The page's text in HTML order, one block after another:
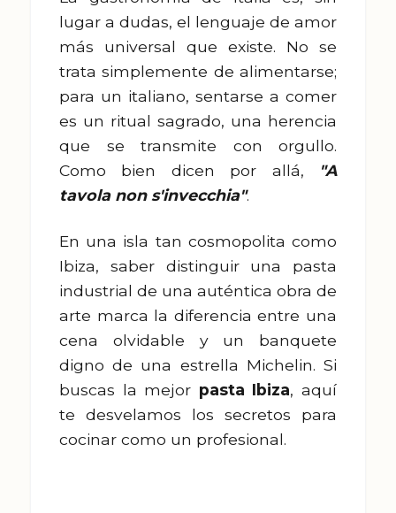
lugar a dudas, el lenguaje de amor
más universal que existe. No se
trata simplemente de alimentarse;
para un italiano, sentarse a comer
es un ritual sagrado, una herencia
que se transmite con orgullo.
Como bien dicen por allá,
"A
tavola non s'invecchia".
En una isla tan cosmopolita como
Ibiza, saber distinguir una pasta
industrial de una auténtica obra de
arte marca la diferencia entre una
cena olvidable y un banquete
digno de una estrella Michelin. Si
buscas la mejor pasta Ibiza, aquí
te desvelamos los secretos para
cocinar como un profesional.